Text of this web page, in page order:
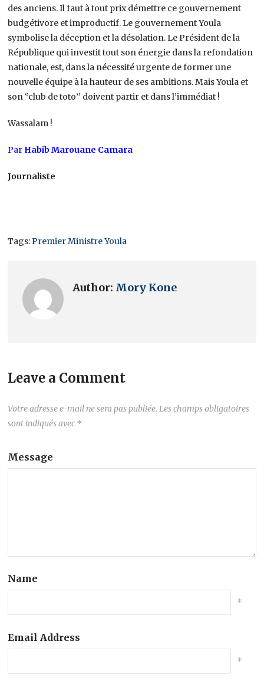
des anciens. Il faut à tout prix démettre ce gouvernement
budgétivore et improductif. Le gouvernement Youla
symbolise la déception et la désolation. Le Président de la
République qui investit tout son énergie dans la refondation
nationale, est, dans la nécessité urgente de former une
nouvelle équipe à la hauteur de ses ambitions. Mais Youla et
son ‘’club de toto’’ doivent partir et dans l’immédiat !
Wassalam !
Par Habib Marouane Camara
Journaliste
Tags: Premier Ministre Youla
Author: Mory Kone
Leave a Comment
Votre adresse e-mail ne sera pas publiée. Les champs obligatoires
sont indiqués avec *
Message
Name
*
Email Address
*